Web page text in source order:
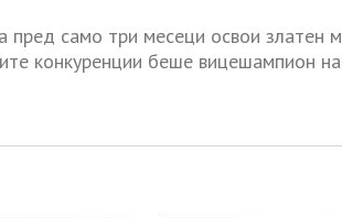
пред само три месеци освои златен
конкуренции беше вицешампион